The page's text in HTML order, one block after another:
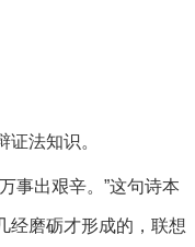
证法知识。
事出艰辛。”这句诗本
经磨砺才形成的，联想